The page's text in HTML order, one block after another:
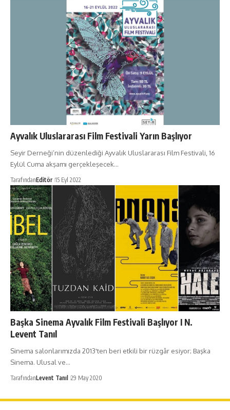
Ayvalık Uluslararası Film Festivali Yarın Başlıyor
Seyir Derneği’nin düzenlediği Ayvalık Uluslararası Film Festivali, 16
Eylül Cuma akşamı gerçekleşecek…
TarafındanEditör 15 Eyl 2022
Başka Sinema Ayvalık Film Festivali Başlıyor I N.
Levent Tanıl
Sinema salonlarımızda 2013'ten beri etkili bir rüzgâr esiyor; Başka
Sinema. Ulusal ve…
TarafındanLevent Tanıl 29 May 2020